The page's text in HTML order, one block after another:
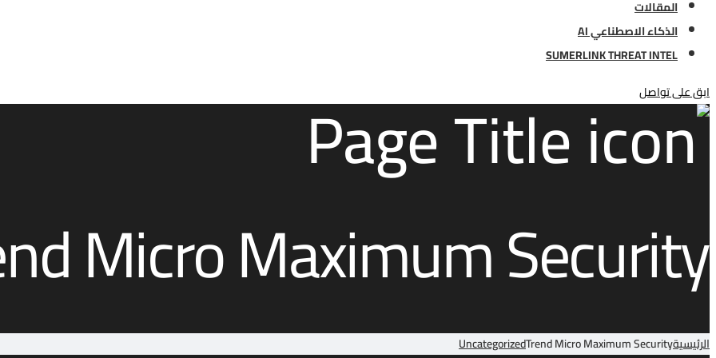
المقالات
الذكاء الاصطناعي AI
SUMERLINK THREAT INTEL
ابق على تواصل
Micro Maximum Security
الرئيسية UncategorizedTrend Micro Maximum Security